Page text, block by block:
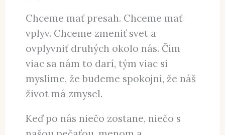
Presah
Presah je jednoduché slovo, ktoré
celkom dobre nahrádza zložitý
pojem transcendencia.
Chceme mať presah. Chceme mať
vplyv. Chceme zmeniť svet a
ovplyvniť druhých okolo nás. Čím
viac sa nám to darí, tým viac si